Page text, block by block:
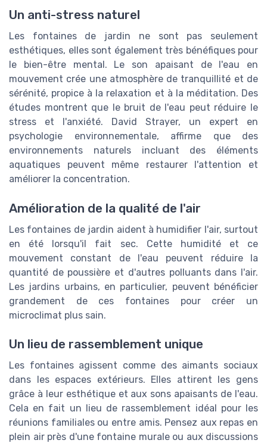
Un anti-stress naturel
Les fontaines de jardin ne sont pas seulement
esthétiques, elles sont également très bénéfiques pour
le bien-être mental. Le son apaisant de l'eau en
mouvement crée une atmosphère de tranquillité et de
sérénité, propice à la relaxation et à la méditation. Des
études montrent que le bruit de l'eau peut réduire le
stress et l'anxiété. David Strayer, un expert en
psychologie environnementale, affirme que des
environnements naturels incluant des éléments
aquatiques peuvent même restaurer l'attention et
améliorer la concentration.
Amélioration de la qualité de l'air
Les fontaines de jardin aident à humidifier l'air, surtout
en été lorsqu'il fait sec. Cette humidité et ce
mouvement constant de l'eau peuvent réduire la
quantité de poussière et d'autres polluants dans l'air.
Les jardins urbains, en particulier, peuvent bénéficier
grandement de ces fontaines pour créer un
microclimat plus sain.
Un lieu de rassemblement unique
Les fontaines agissent comme des aimants sociaux
dans les espaces extérieurs. Elles attirent les gens
grâce à leur esthétique et aux sons apaisants de l'eau.
Cela en fait un lieu de rassemblement idéal pour les
réunions familiales ou entre amis. Pensez aux repas en
plein air près d'une fontaine murale ou aux discussions